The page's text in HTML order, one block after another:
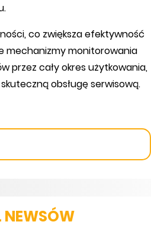
co zwiększa efektywność
mechanizmy monitorowania
przez cały okres użytkowania,
obsługę serwisową.